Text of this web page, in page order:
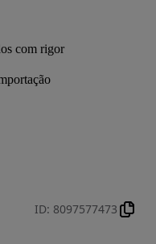
com rigor
ID: 8097577473